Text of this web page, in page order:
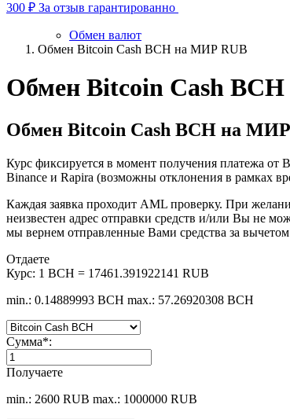
300 ₽ За отзыв гарантированно
Обмен валют
Обмен Bitcoin Cash BCH на МИР RUB
Обмен Bitcoin Cash
Обмен Bitcoin Cash BCH на
Курс фиксируется в момент получения платежа от
Binance и Rapira (возможны отклонения в рамках
Каждая заявка проходит AML проверку. При
неизвестен адрес отправки средств и/или Вы не
мы вернем отправленные Вами средства за
Отдаете
Курс: 1 BCH = 17461.391922141 RUB
min.: 0.14889993 BCH max.: 57.26920308 BCH
Сумма*:
Получаете
min.: 2600 RUB max.: 1000000 RUB